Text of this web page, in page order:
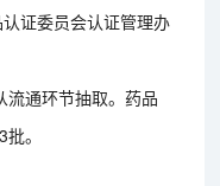
证委员会认证管理办
流通环节抽取。药品
。